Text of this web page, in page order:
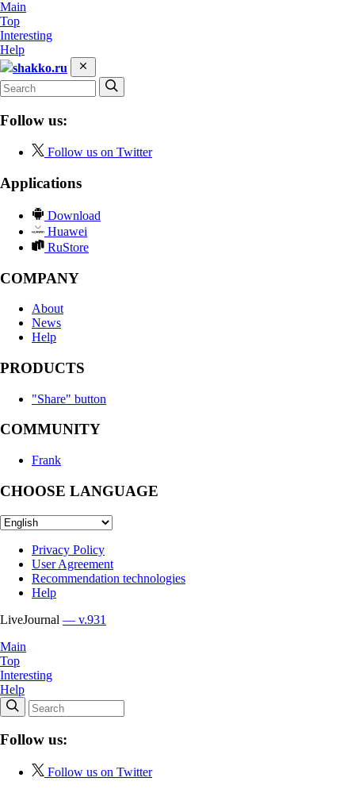
Main
Top
Interesting
Help
shakko.ru
Follow us:
Follow us on Twitter
Applications
Download
Huawei
RuStore
COMPANY
About
News
Help
PRODUCTS
"Share" button
COMMUNITY
Frank
CHOOSE LANGUAGE
Privacy Policy
User Agreement
Recommendation technologies
Help
LiveJournal — v.931
Main
Top
Interesting
Help
Follow us:
Follow us on Twitter